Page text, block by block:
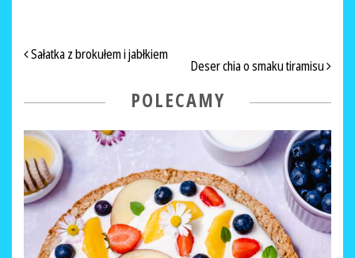
NAWIGACJA PO ARTYKUŁACH
Sałatka z brokułem i jabłkiem
Deser chia o smaku tiramisu
POLECAMY